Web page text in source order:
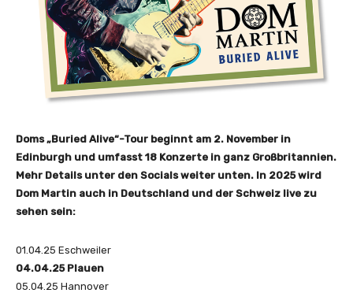
Doms „Buried Alive“-Tour beginnt am 2. November in
Edinburgh und umfasst 18 Konzerte in ganz Großbritannien.
Mehr Details unter den Socials weiter unten. In 2025 wird
Dom Martin auch in Deutschland und der Schweiz live zu
sehen sein:
01.04.25 Eschweiler
04.04.25 Plauen
05.04.25 Hannover